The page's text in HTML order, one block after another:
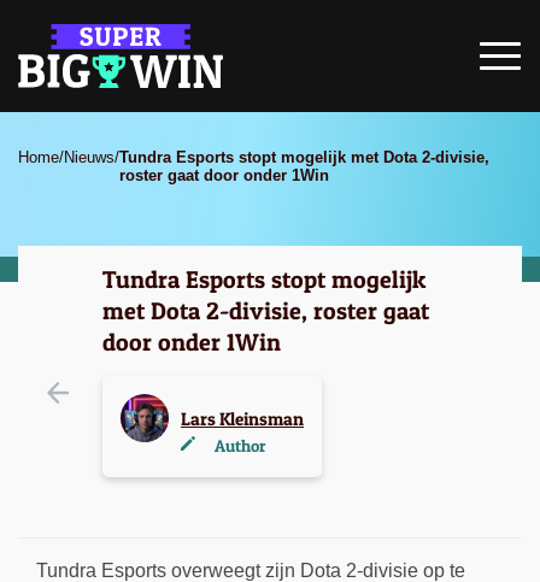
Home/Nieuws/Tundra Esports stopt mogelijk met Dota 2-divisie,
roster gaat door onder 1Win
Tundra Esports stopt mogelijk
met Dota 2-divisie, roster gaat
door onder 1Win
Lars Kleinsman
Author
Tundra Esports overweegt zijn Dota 2-divisie op te